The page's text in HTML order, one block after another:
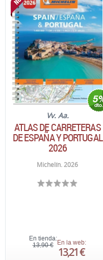
Vv. Aa.
ATLAS DE CARRETERAS
DE ESPAÑA Y PORTUGAL
2026
Michelín. 2026
En tienda:
13,90 € En la web:
13,21 €